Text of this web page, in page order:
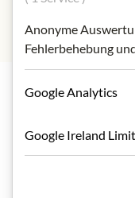
Anonyme
Fehlerbehebung
Google Analytics
Google Ireland